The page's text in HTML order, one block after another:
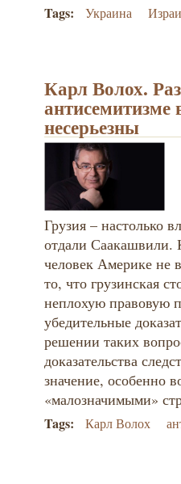
Tags: Украина
Карл Волох.
антисемитизме
несерьезны
Грузия – настолько
отдали
человек Америке не
то, что грузинская
неплохую правовую
убедительные
решении таких
доказательства
значение, особенно
«малозначимыми»
Tags: Карл Волох